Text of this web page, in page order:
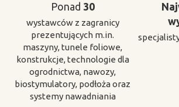
Ponad 30
wystawców z zagranicy
prezentujących m.in.
maszyny, tunele foliowe,
konstrukcje, technologie dla
ogrodnictwa, nawozy,
biostymulatory, podłoża oraz
systemy nawadniania